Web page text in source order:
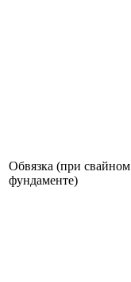
Обвязка (при свайном
фундаменте)